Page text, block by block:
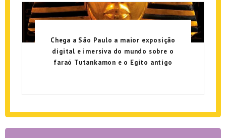
Chega a São Paulo a maior exposição
digital e imersiva do mundo sobre o
faraó Tutankamon e o Egito antigo